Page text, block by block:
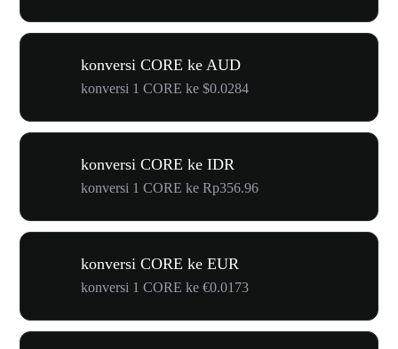
konversi CORE ke AUD
konversi 1 CORE ke $0.0284
konversi CORE ke IDR
konversi 1 CORE ke Rp356.96
konversi CORE ke EUR
konversi 1 CORE ke €0.0173